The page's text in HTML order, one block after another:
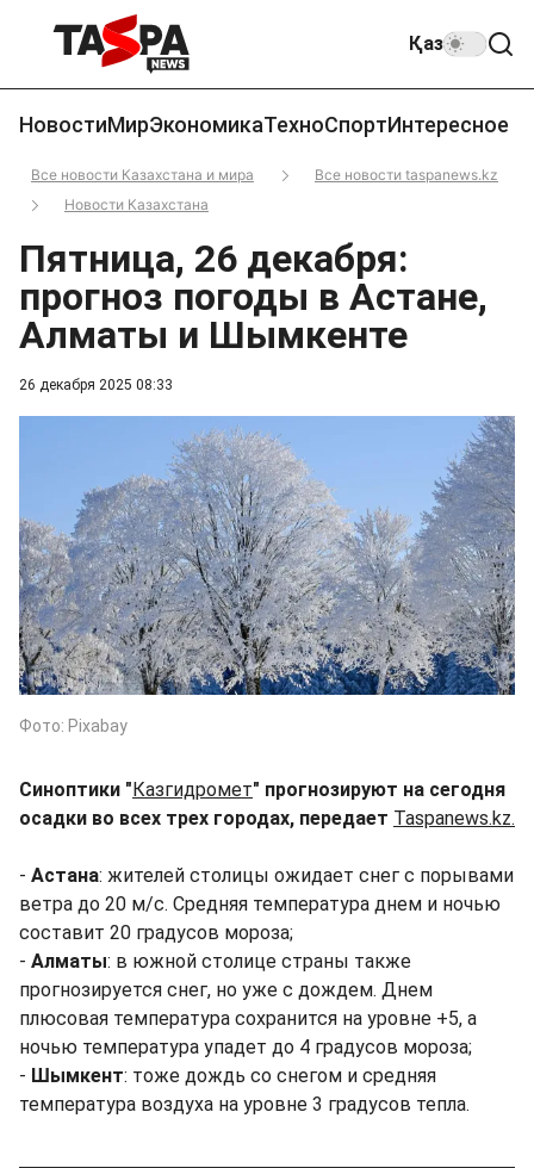
Қаз
НовостиМирЭкономикаТехноСпортИнтересное
Все новости Казахстана и мира
Все новости taspanews.kz
Новости Казахстана
26 декабря 2025 08:33
Пятница, 26 декабря:
прогноз погоды в Астане,
Алматы и Шымкенте
Фото: Pixabay
Синоптики "Казгидромет" прогнозируют на сегодня
осадки во всех трех городах, передает Taspanews.kz.
- Астана: жителей столицы ожидает снег с порывами
ветра до 20 м/с. Средняя температура днем и ночью
составит 20 градусов мороза;
- Алматы: в южной столице страны также
прогнозируется снег, но уже с дождем. Днем
плюсовая температура сохранится на уровне +5, а
ночью температура упадет до 4 градусов мороза;
- Шымкент: тоже дождь со снегом и средняя
температура воздуха на уровне 3 градусов тепла.